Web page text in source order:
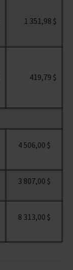
1 351,98 $
419,79 $
4 506,00 $
3 807,00 $
8 313,00 $